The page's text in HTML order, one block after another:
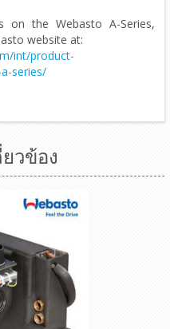
on the Webasto A-Series,
website at:
int/product-
series/
วข้อง